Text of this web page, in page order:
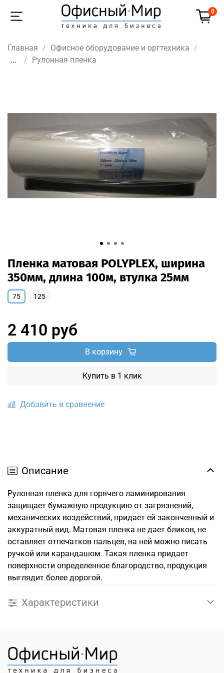
0
Главная
Офисное оборудование и оргтехника
...
Рулонная пленка
Пленка матовая POLYPLEX, ширина
350мм, длина 100м, втулка 25мм
Добавить в сравнение
75 125
2 410 руб
В корзину
Купить в 1 клик
Описание
Рулонная пленка для горячего ламинирования
защищает бумажную продукцию от загрязнений,
механических воздействий, придает ей законченный и
аккуратный вид. Матовая пленка не дает бликов, не
оставляет отпечатков пальцев, на ней можно писать
ручкой или карандашом. Такая пленка придает
поверхности определенное благородство, продукция
выглядит более дорогой.
Характеристики